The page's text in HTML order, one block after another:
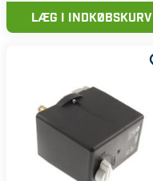
LÆG I INDKØBSKURV